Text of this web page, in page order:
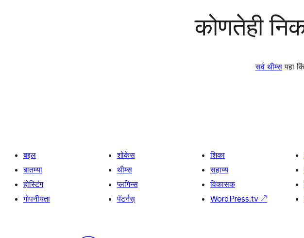
कोणतेही
सर्व थीम्सपहा
बद्दल
बातम्या
होस्टिंग
गोपनीयता
शोकेस
थीम्स
प्लगिन्स
पॅटर्नस्
शिका
सहाय्य
विकासक
WordPress.tv↗